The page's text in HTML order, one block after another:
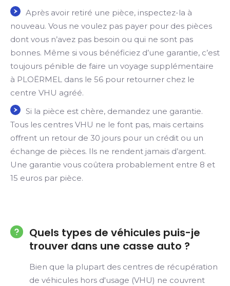
Après avoir retiré une pièce, inspectez-la à
nouveau. Vous ne voulez pas payer pour des pièces
dont vous n’avez pas besoin ou qui ne sont pas
bonnes. Même si vous bénéficiez d’une garantie, c’est
toujours pénible de faire un voyage supplémentaire
à PLOËRMEL dans le 56 pour retourner chez le
centre VHU agréé.
Si la pièce est chère, demandez une garantie.
Tous les centres VHU ne le font pas, mais certains
offrent un retour de 30 jours pour un crédit ou un
échange de pièces. Ils ne rendent jamais d’argent.
Une garantie vous coûtera probablement entre 8 et
15 euros par pièce.
Quels types de véhicules puis-je
trouver dans une casse auto ?
Bien que la plupart des centres de récupération
de véhicules hors d'usage (VHU) ne couvrent